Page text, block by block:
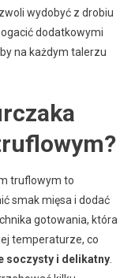
wydobyć z drobiu
dodatkowymi
na każdym talerzu
truflowym to
smak mięsa i dodać
gotowania, która
temperaturze, co
soczysty i delikatny.